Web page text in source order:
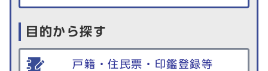
目的から探す
戸籍・住民票・印鑑登録等